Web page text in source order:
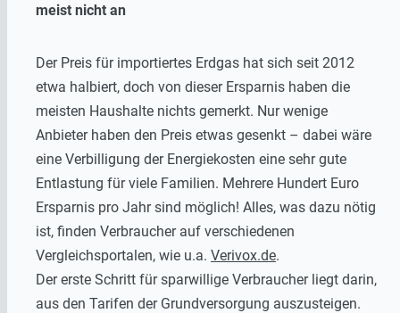
meist nicht an
Der Preis für importiertes Erdgas hat sich seit 2012
etwa halbiert, doch von dieser Ersparnis haben die
meisten Haushalte nichts gemerkt. Nur wenige
Anbieter haben den Preis etwas gesenkt – dabei wäre
eine Verbilligung der Energiekosten eine sehr gute
Entlastung für viele Familien. Mehrere Hundert Euro
Ersparnis pro Jahr sind möglich! Alles, was dazu nötig
ist, finden Verbraucher auf verschiedenen
Vergleichsportalen, wie u.a. Verivox.de.
Der erste Schritt für sparwillige Verbraucher liegt darin,
aus den Tarifen der Grundversorgung auszusteigen.